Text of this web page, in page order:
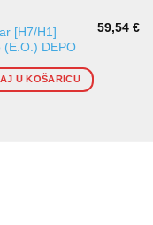
[H7/H1]
(E.O.) DEPO
59,54€
U KOŠARICU